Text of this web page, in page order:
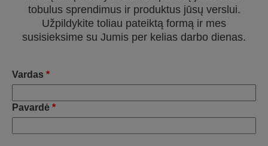
tobulus sprendimus ir produktus jūsų verslui.
Užpildykite toliau pateiktą formą ir mes
susisieksime su Jumis per kelias darbo dienas.
Vardas *
Pavardė *